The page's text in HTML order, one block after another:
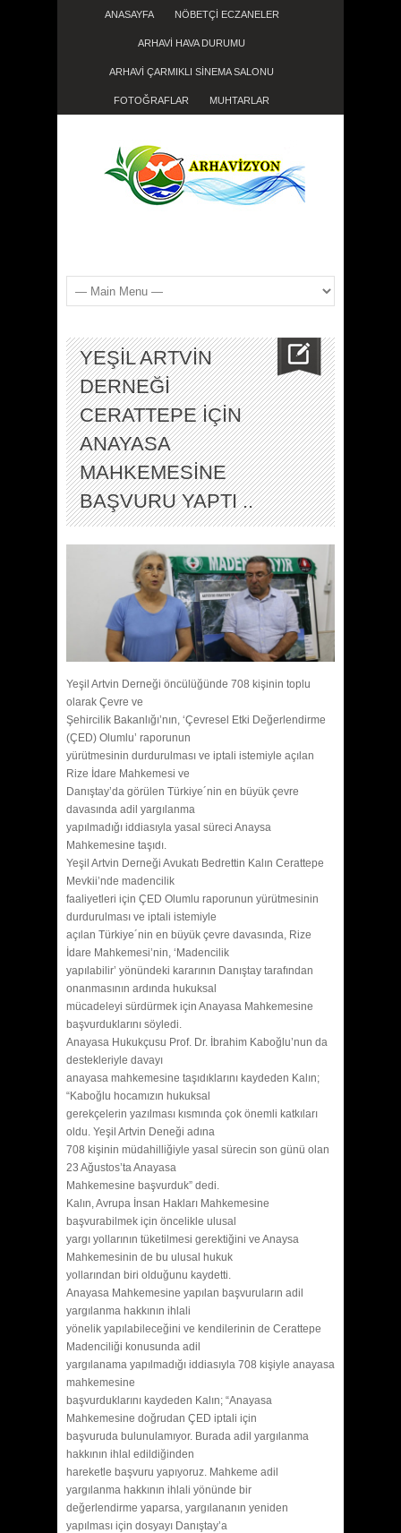
ANASAYFA NÖBETÇİ ECZANELER
ARHAVİ HAVA DURUMU
ARHAVİ ÇARMIKLI SİNEMA SALONU
FOTOĞRAFLAR MUHTARLAR
YEŞİL ARTVİN
DERNEĞİ
CERATTEPE İÇİN
ANAYASA
MAHKEMESİNE
BAŞVURU YAPTI ..
Yeşil Artvin Derneği öncülüğünde 708 kişinin toplu
olarak Çevre ve
Şehircilik Bakanlığı’nın, ‘Çevresel Etki Değerlendirme
(ÇED) Olumlu’ raporunun
yürütmesinin durdurulması ve iptali istemiyle açılan
Rize İdare Mahkemesi ve
Danıştay’da görülen Türkiye´nin en büyük çevre
davasında adil yargılanma
yapılmadığı iddiasıyla yasal süreci Anaysa
Mahkemesine taşıdı.
Yeşil Artvin Derneği Avukatı Bedrettin Kalın Cerattepe
Mevkii’nde madencilik
faaliyetleri için ÇED Olumlu raporunun yürütmesinin
durdurulması ve iptali istemiyle
açılan Türkiye´nin en büyük çevre davasında, Rize
İdare Mahkemesi’nin, ‘Madencilik
yapılabilir’ yönündeki kararının Danıştay tarafından
onanmasının ardında hukuksal
mücadeleyi sürdürmek için Anayasa Mahkemesine
başvurduklarını söyledi.
Anayasa Hukukçusu Prof. Dr. İbrahim Kaboğlu’nun da
destekleriyle davayı
anayasa mahkemesine taşıdıklarını kaydeden Kalın;
“Kaboğlu hocamızın hukuksal
gerekçelerin yazılması kısmında çok önemli katkıları
oldu. Yeşil Artvin Deneği adına
708 kişinin müdahilliğiyle yasal sürecin son günü olan
23 Ağustos’ta Anayasa
Mahkemesine başvurduk” dedi.
Kalın, Avrupa İnsan Hakları Mahkemesine
başvurabilmek için öncelikle ulusal
yargı yollarının tüketilmesi gerektiğini ve Anaysa
Mahkemesinin de bu ulusal hukuk
yollarından biri olduğunu kaydetti.
Anayasa Mahkemesine yapılan başvuruların adil
yargılanma hakkının ihlali
yönelik yapılabileceğini ve kendilerinin de Cerattepe
Madenciliği konusunda adil
yargılanama yapılmadığı iddiasıyla 708 kişiyle anayasa
mahkemesine
başvurduklarını kaydeden Kalın; “Anayasa
Mahkemesine doğrudan ÇED iptali için
başvuruda bulunulamıyor. Burada adil yargılanma
hakkının ihlal edildiğinden
hareketle başvuru yapıyoruz. Mahkeme adil
yargılanma hakkının ihlali yönünde bir
değerlendirme yaparsa, yargılananın yeniden
yapılması için dosyayı Danıştay’a